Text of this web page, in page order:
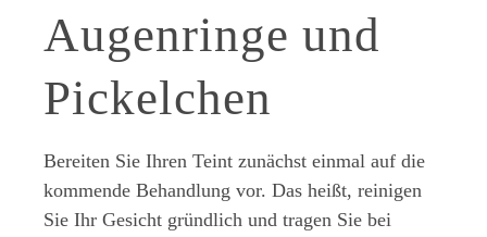
Augenringe und
Pickelchen
Bereiten Sie Ihren Teint zunächst einmal auf die
kommende Behandlung vor. Das heißt, reinigen
Sie Ihr Gesicht gründlich und tragen Sie bei